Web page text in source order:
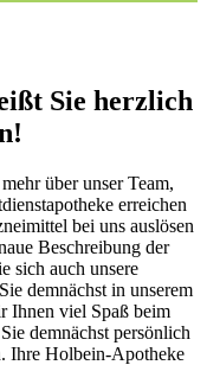
Sie herzlich
über unser Team,
erreichen
bei uns auslösen
Beschreibung der
sich auch unsere
demnächst in unserem
Ihnen viel Spaß beim
demnächst persönlich
Ihre Holbein-Apotheke